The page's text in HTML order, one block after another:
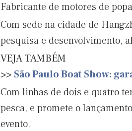
Fabricante de motores de
Com sede na cidade de
pesquisa e desenvolvimento,
VEJA TAMBÉM
>> São Paulo Boat Show:
Com linhas de dois e quatro
pesca, e promete o
evento.